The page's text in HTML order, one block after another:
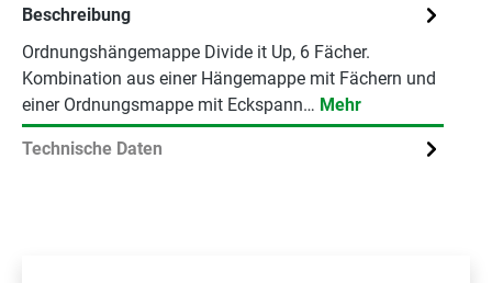
Beschreibung
Ordnungshängemappe Divide it Up, 6 Fächer.
Kombination aus einer Hängemappe mit Fächern und
einer Ordnungsmappe mit Eckspann… Mehr
Technische Daten